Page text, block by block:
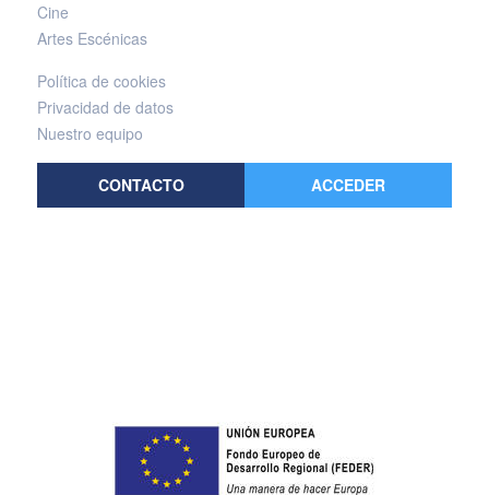
Cine
Artes Escénicas
Política de cookies
Privacidad de datos
Nuestro equipo
CONTACTO ACCEDER